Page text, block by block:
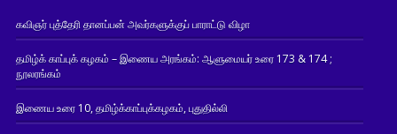
கவிஞர் புத்தேரி தானப்பன் அவர்களுக்குப் பாராட்டு விழா
தமிழ்க் காப்புக் கழகம் – இணைய அரங்கம்: ஆளுமையர் உரை 173 & 174 ;
நூலரங்கம்
இணைய உரை 10, தமிழ்க்காப்புக்கழகம், புதுதில்லி